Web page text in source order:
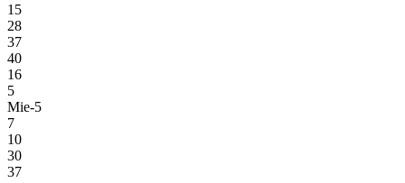
15
28
37
40
16
5
Mie-5
7
10
30
37